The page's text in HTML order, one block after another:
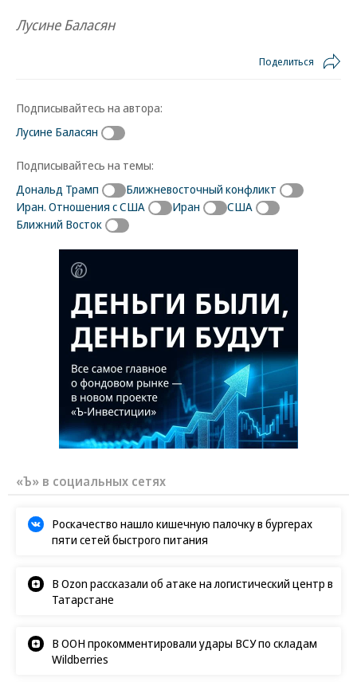
Лусине Баласян
Поделиться
Подписывайтесь на автора:
Лусине Баласян
Подписывайтесь на темы:
Дональд Трамп
Ближневосточный конфликт
Иран. Отношения с США
Иран
США
Ближний Восток
«Ъ» в социальных сетях
Роскачество нашло кишечную палочку в бургерах
пяти сетей быстрого питания
В Ozon рассказали об атаке на логистический центр в
Татарстане
В ООН прокомментировали удары ВСУ по складам
Wildberries